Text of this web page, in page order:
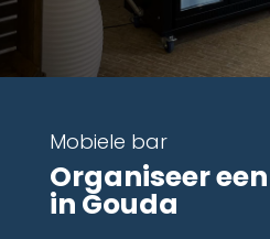
Mobiele bar
Organiseer
in Gouda